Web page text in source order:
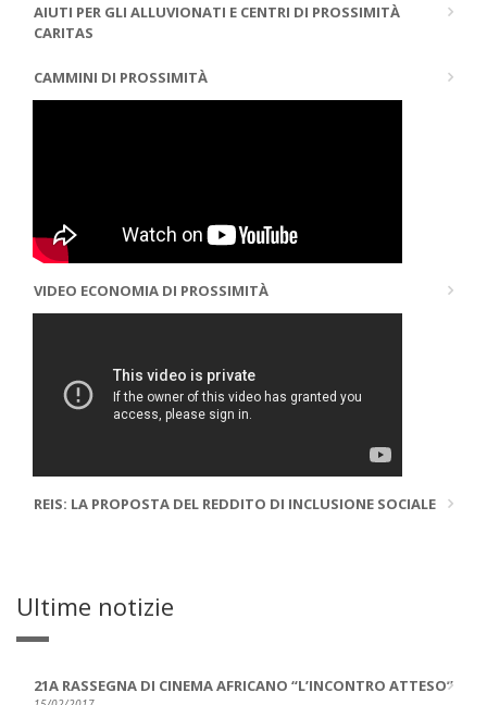
AIUTI PER GLI ALLUVIONATI E CENTRI DI PROSSIMITÀ
CARITAS
CAMMINI DI PROSSIMITÀ
VIDEO ECONOMIA DI PROSSIMITÀ
REIS: LA PROPOSTA DEL REDDITO DI INCLUSIONE SOCIALE
Ultime notizie
21A RASSEGNA DI CINEMA AFRICANO “L’INCONTRO ATTESO”